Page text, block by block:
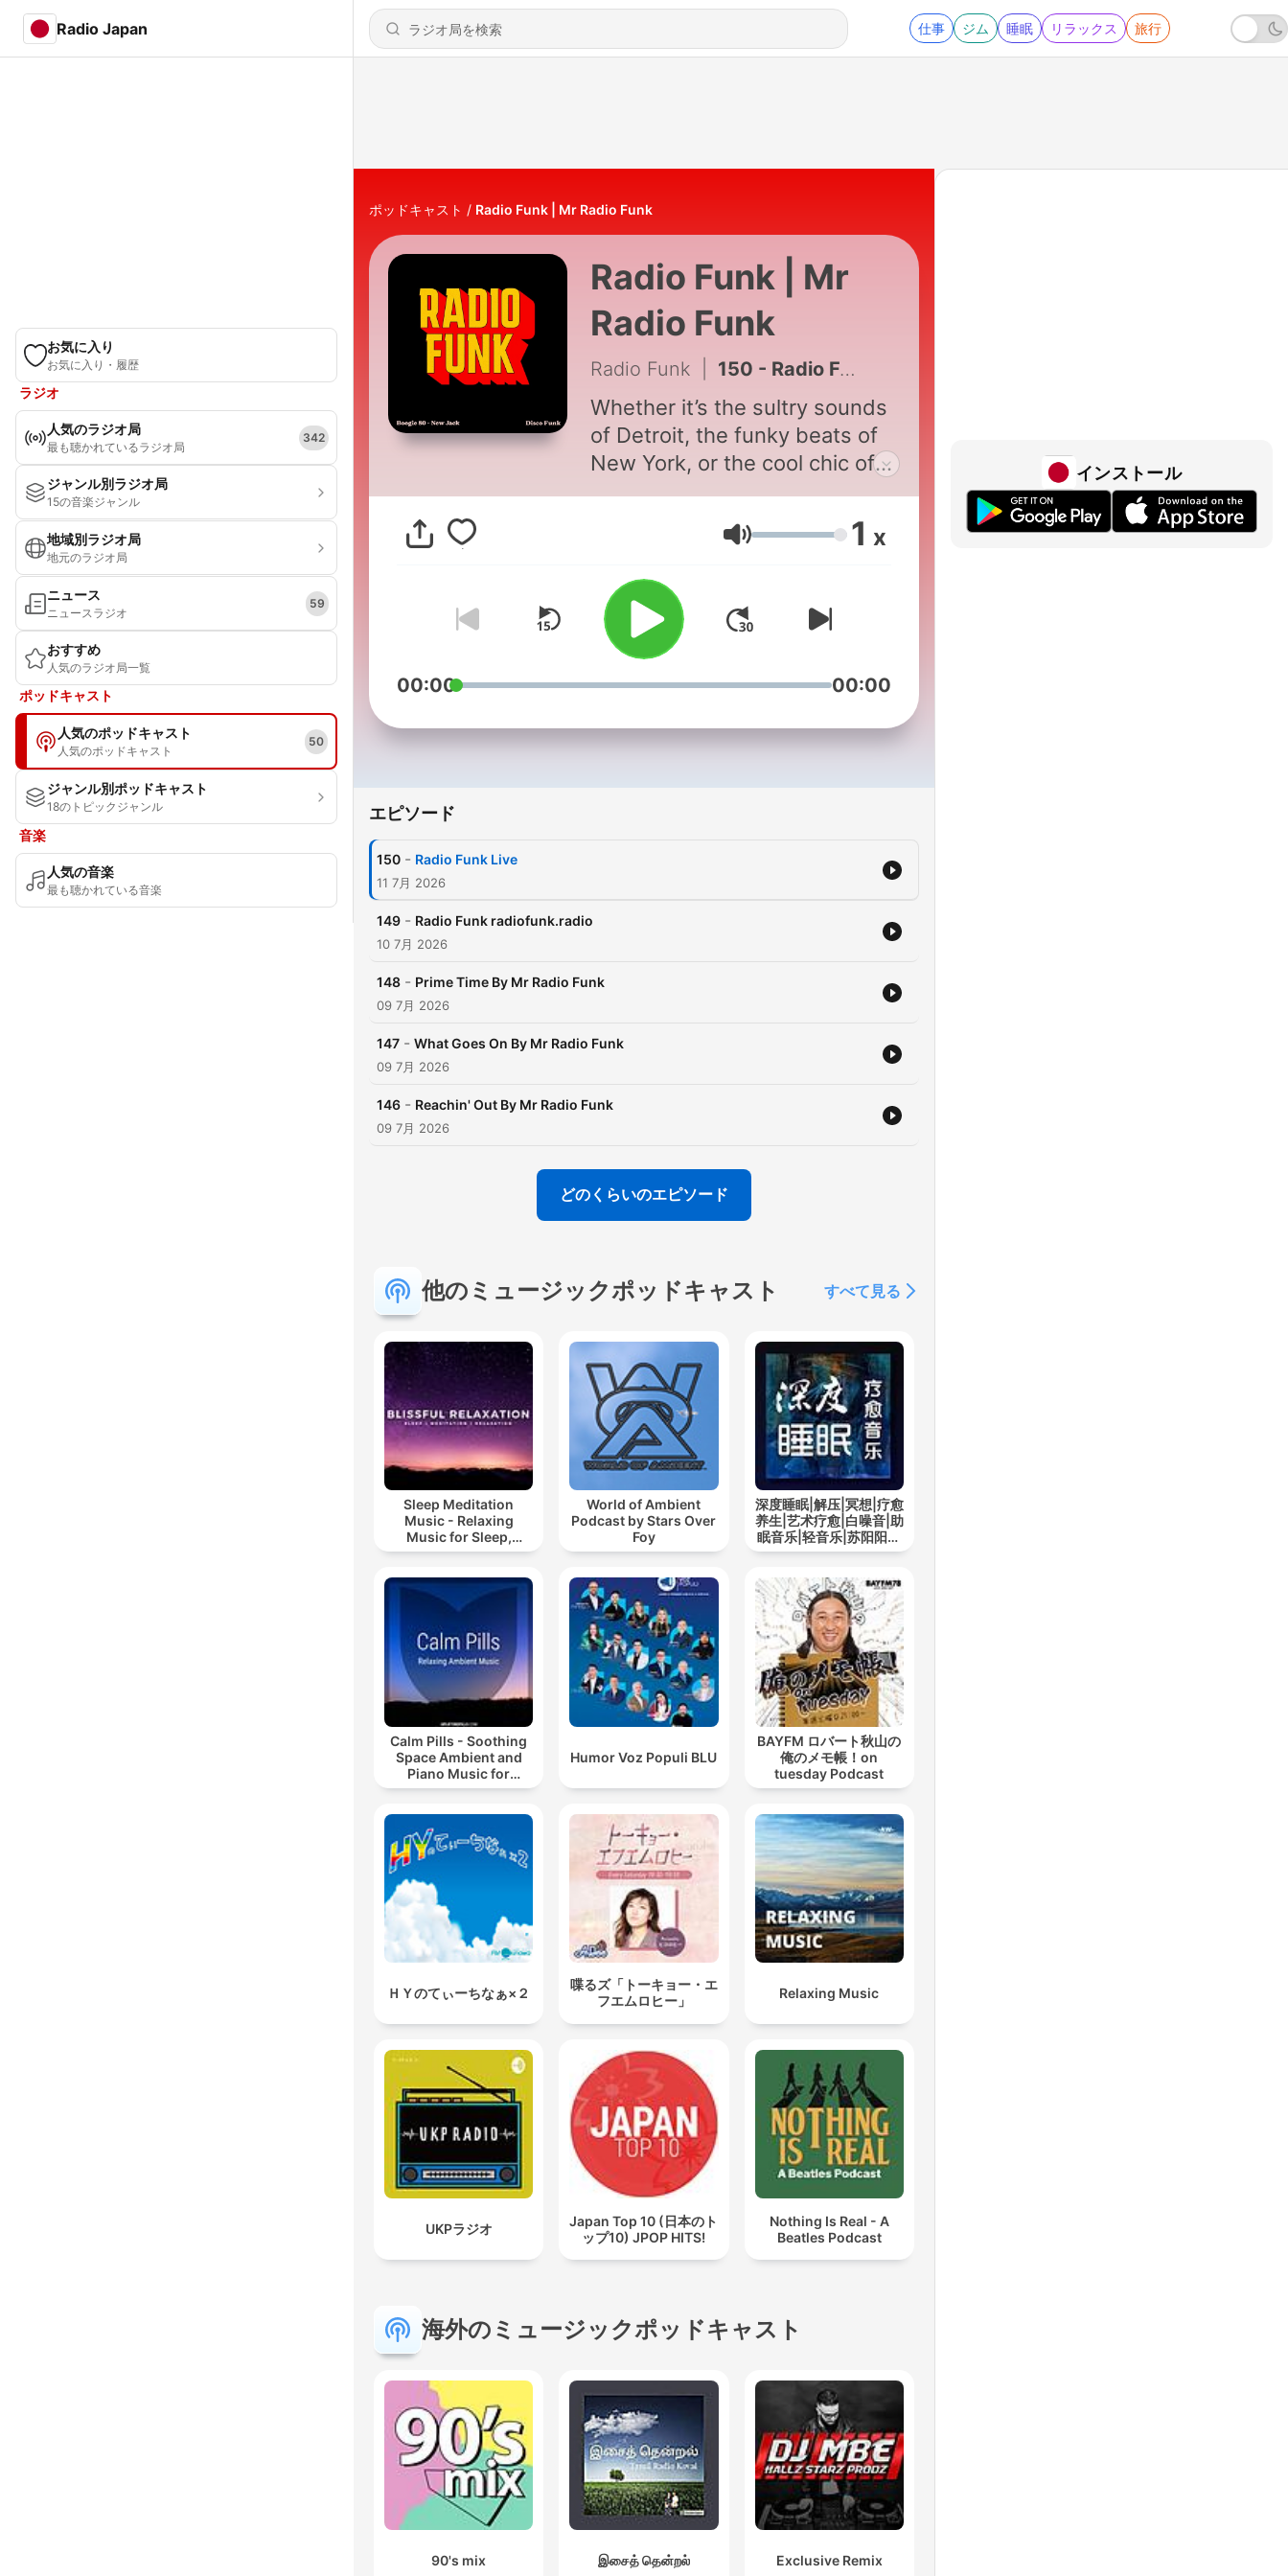
Radio Japan 仕事 ジム 睡眠 リラックス 旅行
お気に入り
お気に入り・履歴
ラジオ
人気のラジオ局
最も聴かれているラジオ局
342
ジャンル別ラジオ局
15の音楽ジャンル
地域別ラジオ局
地元のラジオ局
ニュース
ニュースラジオ
59
おすすめ
人気のラジオ局一覧
ポッドキャスト
人気のポッドキャスト
人気のポッドキャスト
50
ジャンル別ポッドキャスト
18のトピックジャンル
音楽
人気の音楽
最も聴かれている音楽
ポッドキャスト Radio Funk | Mr Radio Funk
Radio Funk | Mr
Radio Funk
Radio Funk 150 - Radio Funk Live
Whether it’s the sultry sounds
of Detroit, the funky beats of
New York, or the cool chic of
London, Radio Funk is a blend
of all these styles.
www.funkypearls.com
音量 1 x
00:00 00:00
エピソード
150 - Radio Funk Live
11 7月 2026
149 - Radio Funk radiofunk.radio
10 7月 2026
148 - Prime Time By Mr Radio Funk
09 7月 2026
147 - What Goes On By Mr Radio Funk
09 7月 2026
146 - Reachin' Out By Mr Radio Funk
09 7月 2026
どのくらいのエピソード
他のミュージックポッドキャスト すべて見る
Sleep Meditation
Music - Relaxing
Music for Sleep,
Meditation &
World of Ambient
Podcast by Stars Over
Foy
深度睡眠|解压|冥想|疗愈
养生|艺术疗愈|白噪音|助
眠音乐|轻音乐|苏阳阳频
道
Calm Pills - Soothing
Space Ambient and
Piano Music for
Relaxing, Sleeping,
Humor Voz Populi BLU
BAYFM ロバート秋山の
俺のメモ帳！on
tuesday Podcast
ＨＹのてぃーちなぁ×２
喋るズ「トーキョー・エ
フエムロヒー」
Relaxing Music
UKPラジオ
Japan Top 10 (日本のト
ップ10) JPOP HITS!
Nothing Is Real - A
Beatles Podcast
海外のミュージックポッドキャスト
90's mix இசைத் தென்றல் Exclusive Remix
インストール